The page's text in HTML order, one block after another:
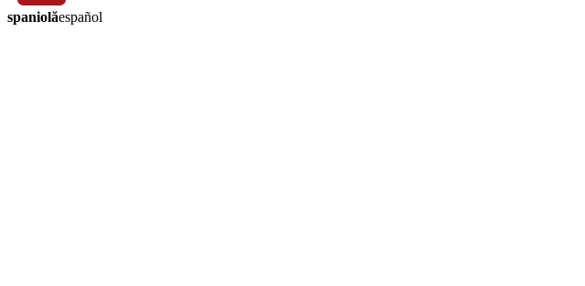
spaniolăespañol